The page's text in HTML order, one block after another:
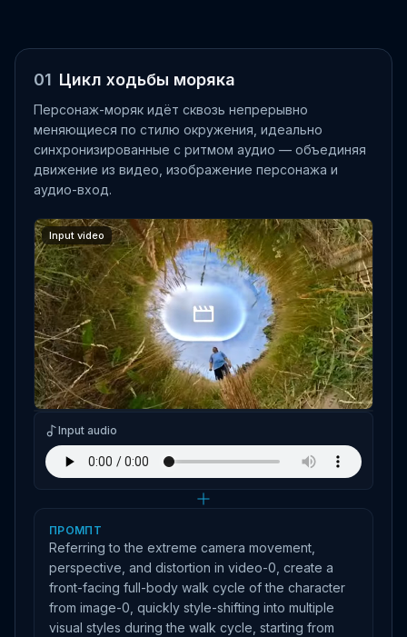
01 Цикл ходьбы моряка
Персонаж-моряк идёт сквозь непрерывно
меняющиеся по стилю окружения, идеально
синхронизированные с ритмом аудио — объединяя
движение из видео, изображение персонажа и
аудио-вход.
Input video
Input image
Input audio
ПРОМПТ
Referring to the extreme camera movement,
perspective, and distortion in video-0, create a
front-facing full-body walk cycle of the character
from image-0, quickly style-shifting into multiple
visual styles during the walk cycle, starting from